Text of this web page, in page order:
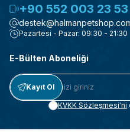
+90 552 003 23 53
Pazartesi - Pazar: 09:30 - 21:30
E-Bülten Aboneliği
Kayıt Ol
KVKK Sözleşmesi'ni